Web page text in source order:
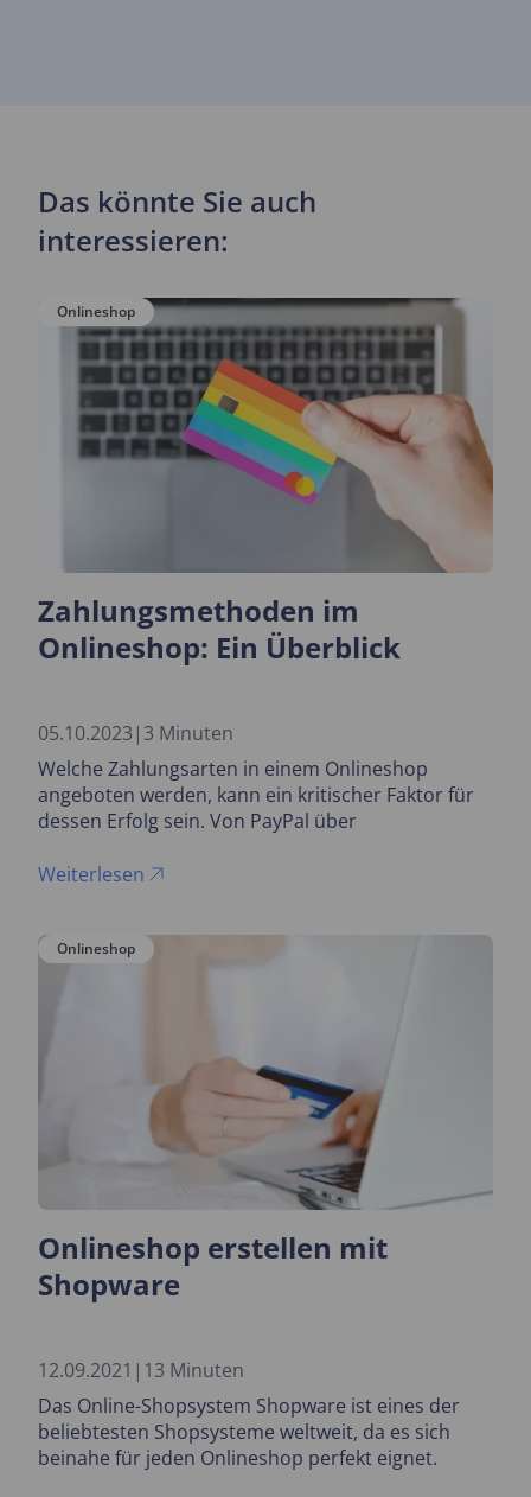
Das könnte Sie auch
interessieren:
Onlineshop
Zahlungsmethoden im
Onlineshop: Ein Überblick
05.10.2023 | 3 Minuten
Welche Zahlungsarten in einem Onlineshop
angeboten werden, kann ein kritischer Faktor für
dessen Erfolg sein. Von PayPal über
gibt es dabei eine große Menge an Möglichkeiten.
Bezahlmöglichkeiten Ihr Geschäft beeinflussen
Weiterlesen
Onlineshop
Onlineshop erstellen mit
Shopware
12.09.2021 | 13 Minuten
Das Online-Shopsystem Shopware ist eines der
beliebtesten Shopsysteme weltweit, da es sich
beinahe für jeden Onlineshop perfekt eignet.